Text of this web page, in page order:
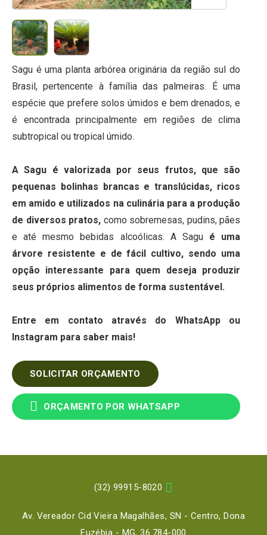
Sagu é uma planta arbórea originária da região sul do
Brasil, pertencente à família das palmeiras. É uma
espécie que prefere solos úmidos e bem drenados, e
é encontrada principalmente em regiões de clima
subtropical ou tropical úmido.
A Sagu é valorizada por seus frutos, que são
pequenas bolinhas brancas e translúcidas, ricos
em amido e utilizados na culinária para a produção
de diversos pratos, como sobremesas, pudins, pães
e até mesmo bebidas alcoólicas. A Sagu é uma
árvore resistente e de fácil cultivo, sendo uma
opção interessante para quem deseja produzir
seus próprios alimentos de forma sustentável.
Entre em contato através do WhatsApp ou
Instagram para saber mais!
SOLICITAR ORÇAMENTO
 ORÇAMENTO POR WHATSAPP
(32) 99915-8020 
Av. Vereador Cid Vieira Magalhães, SN - Centro, Dona
Euzébia - MG, 36.784-000